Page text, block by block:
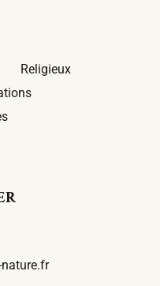
Religieux